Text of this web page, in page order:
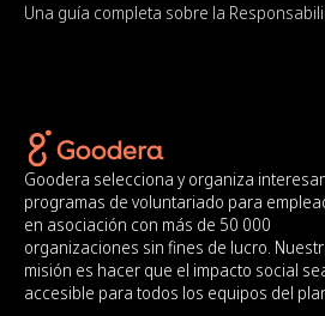
Una guía completa sobre la
Goodera selecciona y organiza
programas de voluntariado para
en asociación con más de 50 000
organizaciones sin fines de lucro.
misión es hacer que el impacto social
accesible para todos los equipos del